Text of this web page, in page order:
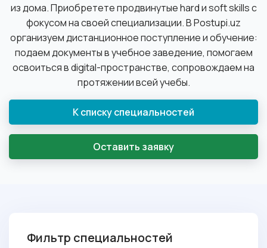
из дома. Приобретете продвинутые hard и soft skills с
фокусом на своей специализации. В Postupi.uz
организуем дистанционное поступление и обучение:
подаем документы в учебное заведение, помогаем
освоиться в digital-пространстве, сопровождаем на
протяжении всей учебы.
К списку специальностей
Оставить заявку
Фильтр специальностей